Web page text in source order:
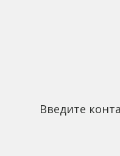
Введите